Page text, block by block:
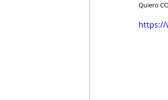
Quiero
https://